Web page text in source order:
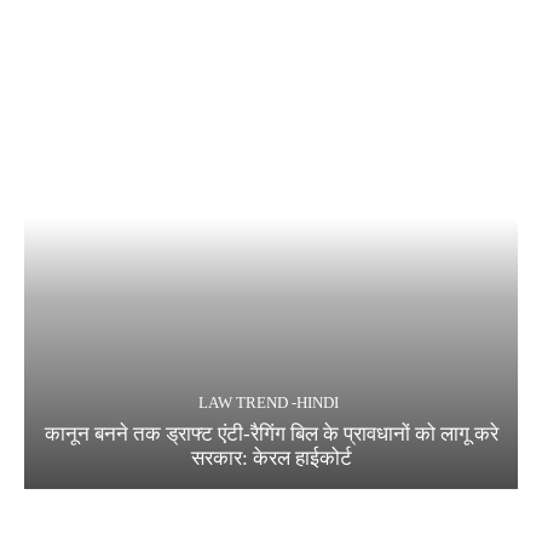
LAW TREND -HINDI
कानून बनने तक ड्राफ्ट एंटी-रैगिंग बिल के प्रावधानों को लागू करे
सरकार: केरल हाईकोर्ट